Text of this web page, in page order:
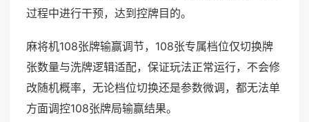
过程中进行干预，达到控牌目的。
麻将机108张牌输赢调节，108张专属档位仅切换牌
张数量与洗牌逻辑适配，保证玩法正常运行，不会修
改随机概率，无论档位切换还是参数微调，都无法单
方面调控108张牌局输赢结果。